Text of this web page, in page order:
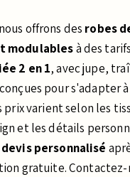
offrons des robes
modulablesà des
2 en 1, avec jupe,
pour s'adapter
varient selon les
et les détails
devis personnalisé
gratuite. Contactez-